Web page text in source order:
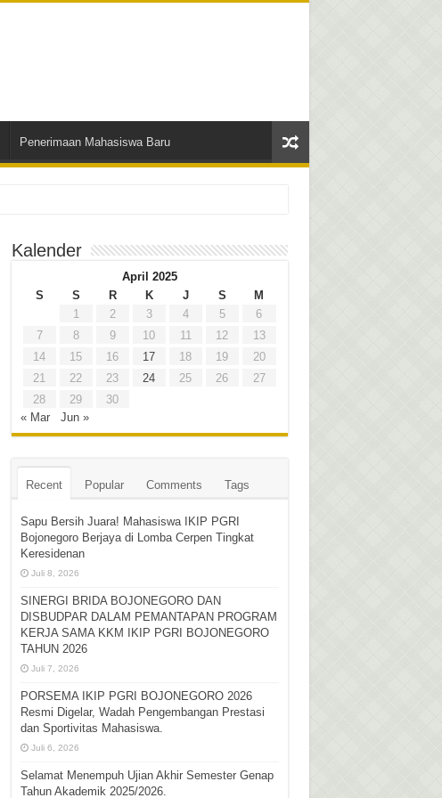
Penerimaan Mahasiswa Baru
Kalender
April 2025
S
S R K J S
M
1
2 3 4 5
6
7
8 9 10 11 12
13
14
15 16 17 18 19
20
21
22 23 24 25 26
27
28
29
30
« Mar
Jun »
Recent Popular Comments Tags
Sapu Bersih Juara! Mahasiswa IKIP PGRI
Bojonegoro Berjaya di Lomba Cerpen Tingkat
Keresidenan
Juli 8, 2026
SINERGI BRIDA BOJONEGORO DAN
DISBUDPAR DALAM PEMANTAPAN PROGRAM
KERJA SAMA KKM IKIP PGRI BOJONEGORO
TAHUN 2026
Juli 7, 2026
PORSEMA IKIP PGRI BOJONEGORO 2026
Resmi Digelar, Wadah Pengembangan Prestasi
dan Sportivitas Mahasiswa.
Juli 6, 2026
Selamat Menempuh Ujian Akhir Semester Genap
Tahun Akademik 2025/2026.